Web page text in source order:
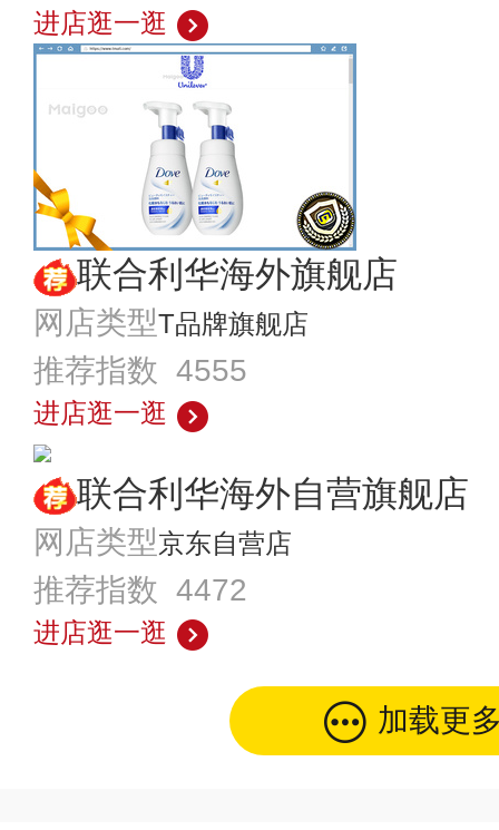
进店逛一逛
联合利华海外旗舰店
网店类型T品牌旗舰店
推荐指数 4555
进店逛一逛
联合利华海外自营旗舰店
网店类型京东自营店
推荐指数 4472
进店逛一逛
加载更